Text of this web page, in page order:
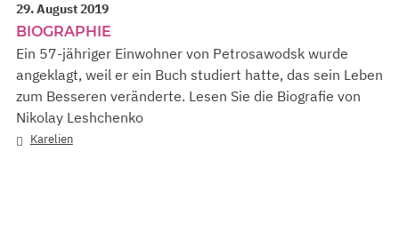
29. August 2019
BIOGRAPHIE
Ein 57-jähriger Einwohner von Petrosawodsk wurde
angeklagt, weil er ein Buch studiert hatte, das sein Leben
zum Besseren veränderte. Lesen Sie die Biografie von
Nikolay Leshchenko
Karelien